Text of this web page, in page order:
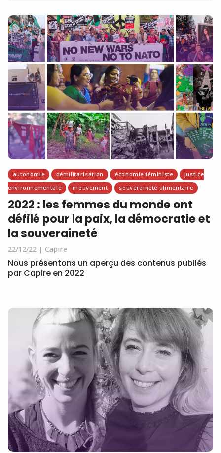
autonomie démilitarisation économie féministe
justice
environnementale
mouvement souveraineté alimentaire
2022 : les femmes du monde ont
défilé pour la paix, la démocratie et
la souveraineté
22/12/22 Capire
Nous présentons un aperçu des contenus publiés
par Capire en 2022